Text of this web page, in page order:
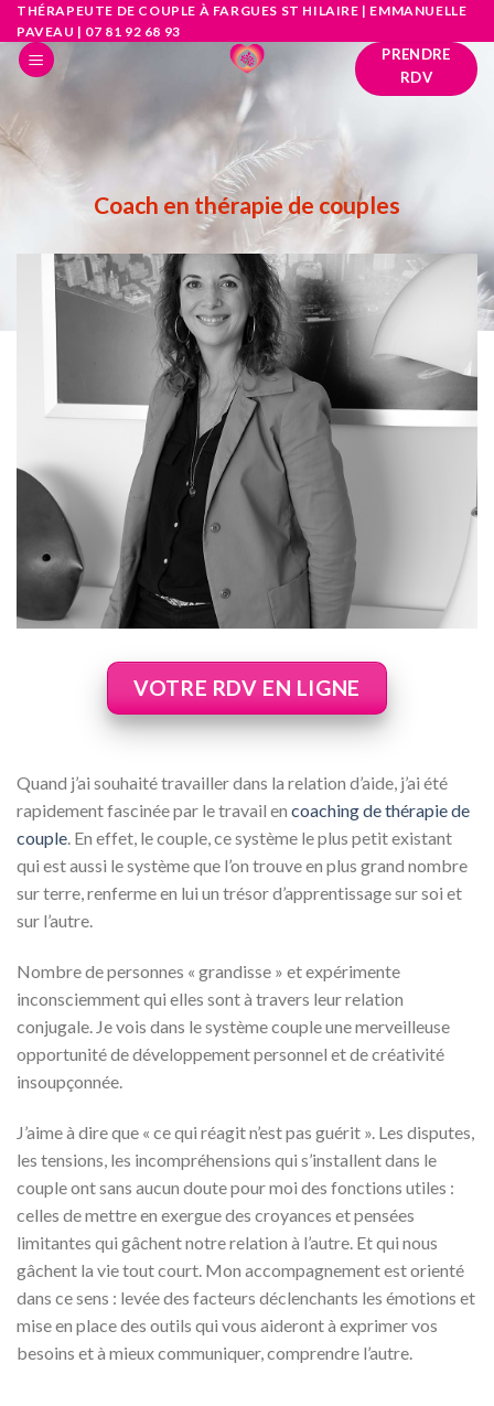
Skip
to
content
THÉRAPEUTE DE COUPLE À FARGUES ST HILAIRE | EMMANUELLE
PAVEAU | 07 81 92 68 93
PRENDRE
RDV
Coach en thérapie de couples
VOTRE RDV EN LIGNE
Quand j’ai souhaité travailler dans la relation d’aide, j’ai été
rapidement fascinée par le travail en coaching de thérapie de
couple. En effet, le couple, ce système le plus petit existant
qui est aussi le système que l’on trouve en plus grand nombre
sur terre, renferme en lui un trésor d’apprentissage sur soi et
sur l’autre.
Nombre de personnes « grandisse » et expérimente
inconsciemment qui elles sont à travers leur relation
conjugale. Je vois dans le système couple une merveilleuse
opportunité de développement personnel et de créativité
insoupçonnée.
J’aime à dire que « ce qui réagit n’est pas guérit ». Les disputes,
les tensions, les incompréhensions qui s’installent dans le
couple ont sans aucun doute pour moi des fonctions utiles :
celles de mettre en exergue des croyances et pensées
limitantes qui gâchent notre relation à l’autre. Et qui nous
gâchent la vie tout court. Mon accompagnement est orienté
dans ce sens : levée des facteurs déclenchants les émotions et
mise en place des outils qui vous aideront à exprimer vos
besoins et à mieux communiquer, comprendre l’autre.